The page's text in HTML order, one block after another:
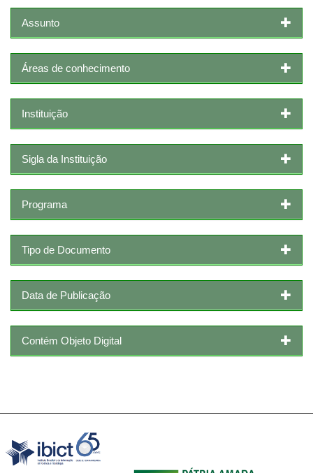
Assunto
Áreas de conhecimento
Instituição
Sigla da Instituição
Programa
Tipo de Documento
Data de Publicação
Contém Objeto Digital